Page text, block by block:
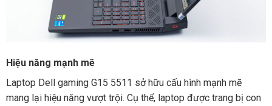
Hiệu năng mạnh mẽ
Laptop Dell gaming G15 5511 sở hữu cấu hình mạnh mẽ
mang lại hiệu năng vượt trội. Cụ thể, laptop được trang bị con